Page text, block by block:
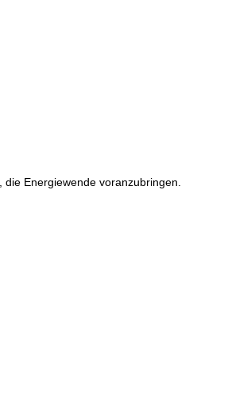
Energiewende voranzubringen.